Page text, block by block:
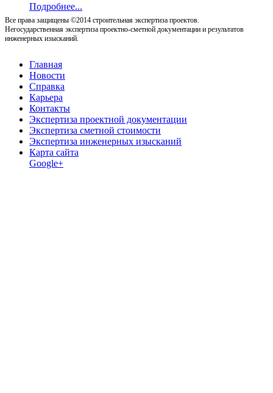
Подробнее...
Все права защищены ©2014 строительная экспертиза проектов.
Негосударственная экспертиза проектно-сметной документации и результатов
инженерных изысканий.
Главная
Новости
Справка
Карьера
Контакты
Экспертиза проектной документации
Экспертиза сметной стоимости
Экспертиза инженерных изысканий
Карта сайта
Google+